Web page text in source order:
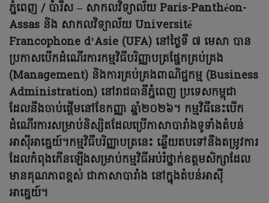
ភ្នំពេញ / ប៉ារីស – សាកលវិទ្យាល័យ Paris-Panthéon-
Assas និង សាកលវិទ្យាល័យ Université
Francophone d’Asie (UFA) នៅថ្ងៃទី ៧ មេសា បាន
ប្រកាសបើកដំណើរការកម្មវិធីបរិញ្ញាបត្រផ្នែកគ្រប់គ្រង
(Management) និងការគ្រប់គ្រងពាណិជ្ជកម្ម (Business
Administration) នៅរាជធានីភ្នំពេញ ប្រទេសកម្ពុជា
ដែលនឹងចាប់ផ្តើមនៅខែកញ្ញា ឆ្នាំ២០២៦។ កម្មវិធីនេះបើក
ដំណើរការសម្រាប់និស្សិតដែលប្រើភាសាបារាំងទូទាំងតំបន់
អាស៊ីអាគ្នេយ៍។កម្មវិធីបរិញ្ញាបត្រនេះ ឆ្លើយតបទៅនឹងតម្រូវការ
ដែលកំពុងកើនឡើងសម្រាប់កម្មវិធីអប់រំថ្នាក់ឧត្តមសិក្សាដែល
មានគុណភាពខ្ពស់ ជាភាសាបារាំង នៅក្នុងតំបន់អាស៊ី
អាគ្នេយ៍។